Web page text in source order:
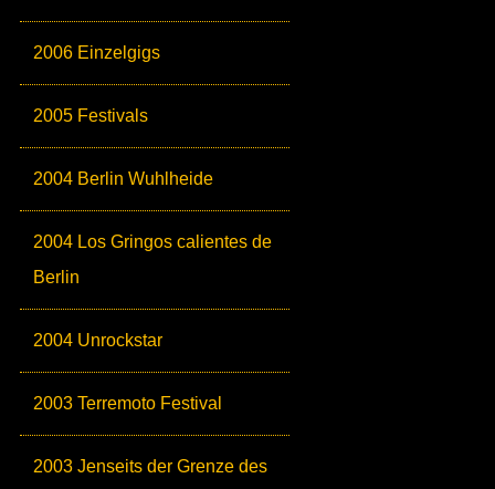
2006 Einzelgigs
2005 Festivals
2004 Berlin Wuhlheide
2004 Los Gringos calientes de
Berlin
2004 Unrockstar
2003 Terremoto Festival
2003 Jenseits der Grenze des